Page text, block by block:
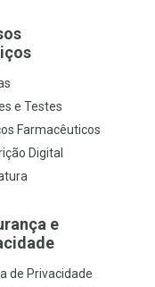
e Testes
Farmacêuticos
Digital
e
de Privacidade